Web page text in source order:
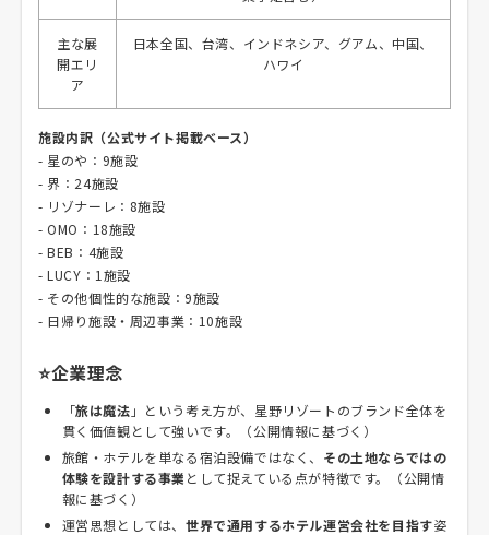
主な展
開エリ
ア
日本全国、台湾、インドネシア、グアム、中国、
ハワイ
施設内訳（公式サイト掲載ベース）
- 星のや：9施設
- 界：24施設
- リゾナーレ：8施設
- OMO：18施設
- BEB：4施設
- LUCY：1施設
- その他個性的な施設：9施設
- 日帰り施設・周辺事業：10施設
⭐企業理念
「旅は魔法 」という考え方が、星野リゾートのブランド全体を
貫く価値観として強いです。（公開情報に基づく）
旅館・ホテルを単なる宿泊設備ではなく、 その土地ならではの
体験を設計する事業 として捉えている点が特徴です。（公開情
報に基づく）
運営思想としては、 世界で通用するホテル運営会社を目指す姿